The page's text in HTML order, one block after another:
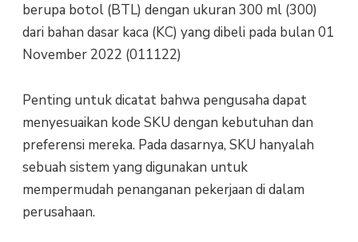
berupa botol (BTL) dengan ukuran 300 ml (300)
dari bahan dasar kaca (KC) yang dibeli pada bulan 01
November 2022 (011122)
Penting untuk dicatat bahwa pengusaha dapat
menyesuaikan kode SKU dengan kebutuhan dan
preferensi mereka. Pada dasarnya, SKU hanyalah
sebuah sistem yang digunakan untuk
mempermudah penanganan pekerjaan di dalam
perusahaan.